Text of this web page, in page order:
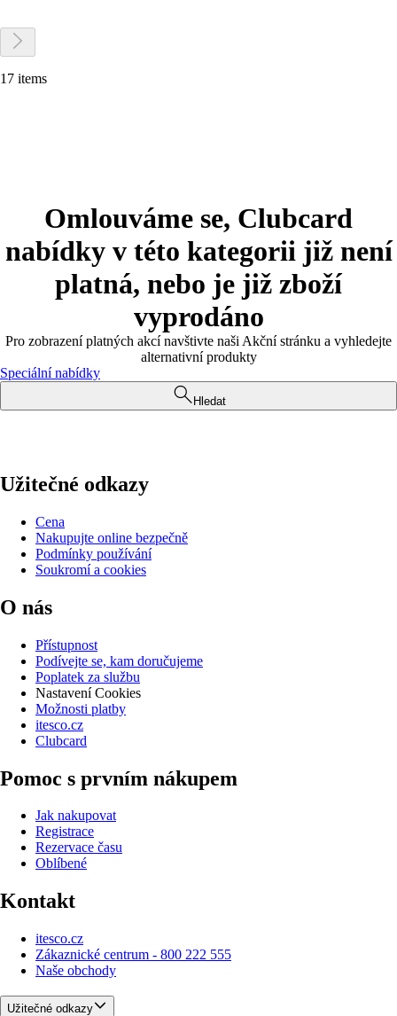
17 items
Omlouváme se, Clubcard
nabídky v této kategorii již není
platná, nebo je již zboží
vyprodáno
Pro zobrazení platných akcí navštivte naši Akční stránku a vyhledejte
alternativní produkty
Speciální nabídky
Hledat
Užitečné odkazy
Cena
Nakupujte online bezpečně
Podmínky používání
Soukromí a cookies
O nás
Přístupnost
Podívejte se, kam doručujeme
Poplatek za službu
Nastavení Cookies
Možnosti platby
itesco.cz
Clubcard
Pomoc s prvním nákupem
Jak nakupovat
Registrace
Rezervace času
Oblíbené
Kontakt
itesco.cz
Zákaznické centrum - 800 222 555
Naše obchody
Užitečné odkazy